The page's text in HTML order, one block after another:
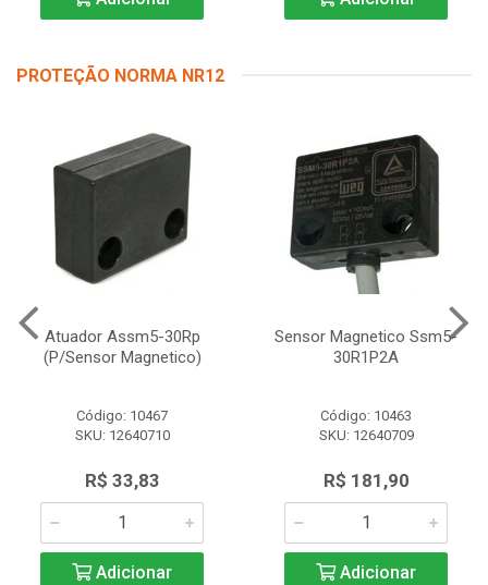
PROTEÇÃO NORMA NR12
Atuador Assm5-30Rp
(P/Sensor Magnetico)
Código: 10467
SKU: 12640710
R$ 33,83
Adicionar
Sensor Magnetico Ssm5-
30R1P2A
Código: 10463
SKU: 12640709
R$ 181,90
Adicionar